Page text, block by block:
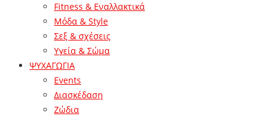
Fitness & Εναλλακτικά
Μόδα & Style
Σεξ & σχέσεις
Υγεία & Σώμα
ΨΥΧΑΓΩΓΙΑ
Events
Διασκέδαση
Ζώδια